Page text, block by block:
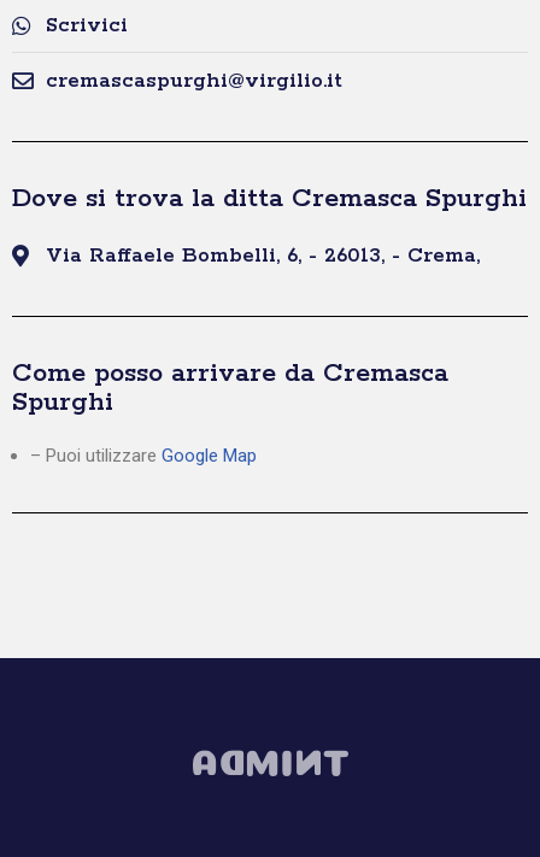
Scrivici
cremascaspurghi@virgilio.it
Dove si trova la ditta Cremasca Spurghi
Via Raffaele Bombelli, 6, - 26013, - Crema,
Come posso arrivare da Cremasca
Spurghi
– Puoi utilizzare Google Map